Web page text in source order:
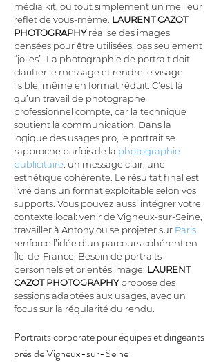
média kit, ou tout simplement un meilleur
reflet de vous-même. LAURENT CAZOT
PHOTOGRAPHY réalise des images
pensées pour être utilisées, pas seulement
“jolies”. La photographie de portrait doit
clarifier le message et rendre le visage
lisible, même en format réduit. C’est là
qu’un travail de photographe
professionnel compte, car la technique
soutient la communication. Dans la
logique des usages pro, le portrait se
rapproche parfois de la photographie
publicitaire: un message clair, une
esthétique cohérente. Le résultat final est
livré dans un format exploitable selon vos
supports. Vous pouvez aussi intégrer votre
contexte local: venir de Vigneux-sur-Seine,
travailler à Antony ou se projeter sur Paris
renforce l’idée d’un parcours cohérent en
Île-de-France. Besoin de portraits
personnels et orientés image: LAURENT
CAZOT PHOTOGRAPHY propose des
sessions adaptées aux usages, avec un
focus sur la régularité du rendu.
Portraits corporate pour équipes et dirigeants
près de Vigneux-sur-Seine